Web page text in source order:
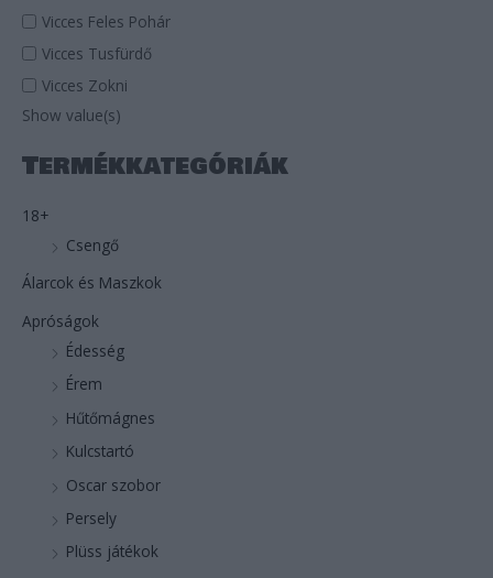
Vicces Feles Pohár
Vicces Tusfürdő
Vicces Zokni
Show value(s)
Termékkategóriák
18+
Csengő
Álarcok és Maszkok
Apróságok
Édesség
Érem
Hűtőmágnes
Kulcstartó
Oscar szobor
Persely
Plüss játékok